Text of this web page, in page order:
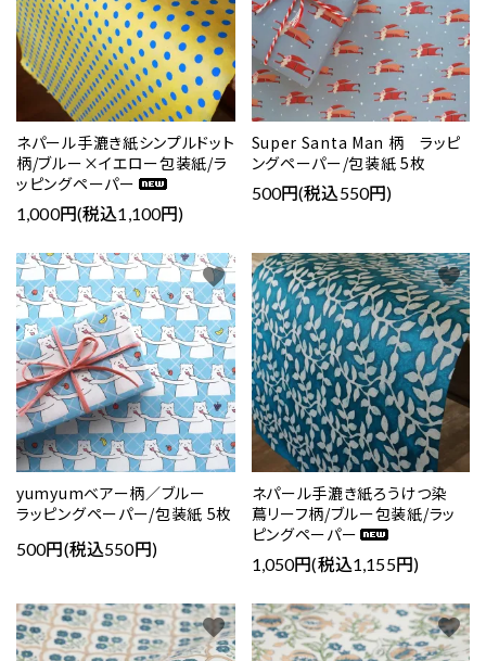
ネパール手漉き紙シンプルドット
柄/ブルー×イエロー包装紙/ラ
ッピングペーパー
1,000円(税込1,100円)
Super Santa Man 柄 ラッピ
ングペーパー/包装紙 5枚
500円(税込550円)
yumyumベアー柄／ブルー
ラッピングペーパー/包装紙 5枚
500円(税込550円)
favorite
ネパール手漉き紙ろうけつ染
蔦リーフ柄/ブルー包装紙/ラッ
ピングペーパー
1,050円(税込1,155円)
favorite
favorite favorite